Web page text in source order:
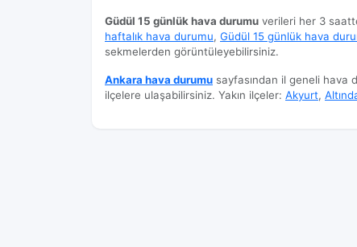
Güdül 15 günlük hava durumu verileri her 3
haftalık hava durumu, Güdül 15 günlük hava
sekmelerden görüntüleyebilirsiniz.
Ankara hava durumu sayfasından il geneli hava
ilçelere ulaşabilirsiniz. Yakın ilçeler: Akyurt,